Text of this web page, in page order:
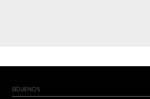
SIGUENOS